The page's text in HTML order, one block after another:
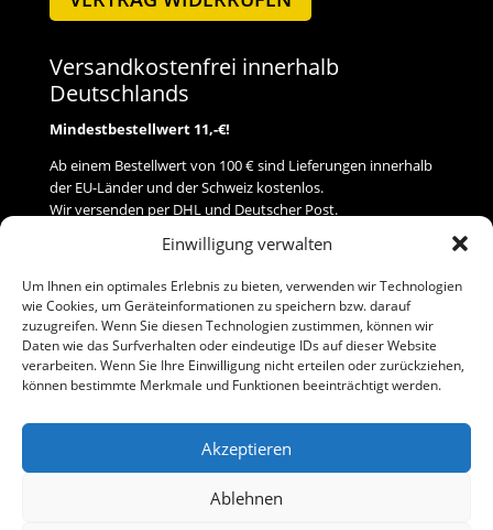
Einwilligung verwalten
Um Ihnen ein optimales Erlebnis zu bieten, verwenden wir Technologien
wie Cookies, um Geräteinformationen zu speichern bzw. darauf
zuzugreifen. Wenn Sie diesen Technologien zustimmen, können wir
Daten wie das Surfverhalten oder eindeutige IDs auf dieser Website
verarbeiten. Wenn Sie Ihre Einwilligung nicht erteilen oder zurückziehen,
können bestimmte Merkmale und Funktionen beeinträchtigt werden.
Akzeptieren
Ablehnen
Versandkostenfrei innerhalb
Deutschlands
Mindestbestellwert 11,-€!
Ab einem Bestellwert von 100 € sind Lieferungen innerhalb
der EU-Länder und der Schweiz kostenlos.
Wir versenden per DHL und Deutscher Post.
Versand
Zahlung
Baumann Modellspielwaren
Telefon (0 91 61) 33 84